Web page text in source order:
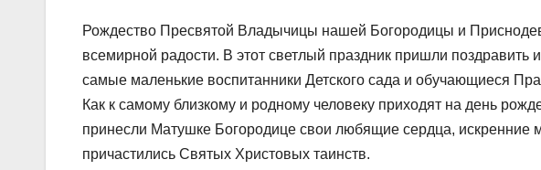
Рождество Пресвятой Владычицы нашей Богородицы и
всемирной радости. В этот светлый праздник пришли
самые маленькие воспитанники Детского сада и обучающиеся
Как к самому близкому и родному человеку приходят на день
принесли Матушке Богородице свои любящие сердца, искренние
причастились Святых Христовых таинств.